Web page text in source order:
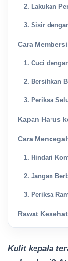
2. Lakukan
3. Sisir
Cara
1. Cuci
2. Bersihkan
3. Periksa
Kapan Harus
Cara
1. Hindari
2. Jangan
3. Periksa
Rawat
Kulit kepala